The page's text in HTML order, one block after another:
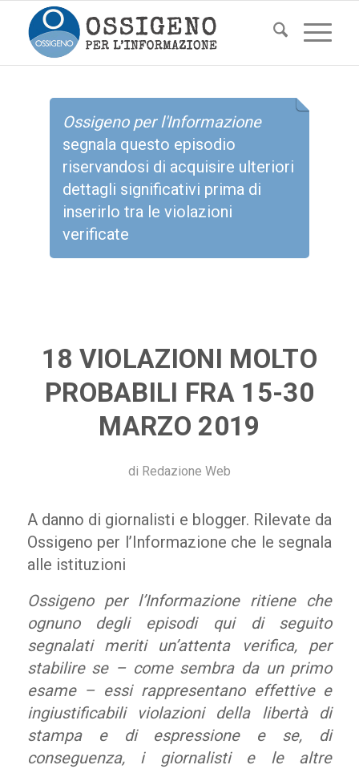
Ossigeno per l'Informazione
segnala questo episodio
riservandosi di acquisire ulteriori
dettagli significativi prima di
inserirlo tra le violazioni
verificate
18 VIOLAZIONI MOLTO
PROBABILI FRA 15-30
MARZO 2019
di Redazione Web
A danno di giornalisti e blogger. Rilevate da
Ossigeno per l’Informazione che le segnala
alle istituzioni
Ossigeno per l’Informazione ritiene che
ognuno degli episodi qui di seguito
segnalati meriti un’attenta verifica, per
stabilire se – come sembra da un primo
esame – essi rappresentano effettive e
ingiustificabili violazioni della libertà di
stampa e di espressione e se, di
conseguenza, i giornalisti e le altre